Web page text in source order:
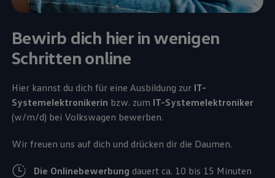
Bewirb dich hier in wenigen
Schritten online
Hier kannst du dich für eine Ausbildung zur IT-
Systemelektronikerin bzw. zum IT-System­elektroniker
(w/m/d) bei Volkswagen bewerben.
Wir freuen uns auf dich und drücken dir die Daumen.
Die Onlinebewerbung dauert ca. 10 bis 15 Minuten